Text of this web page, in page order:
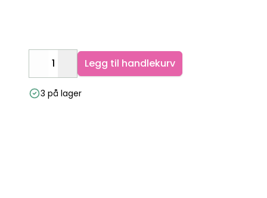
DecreaseIncrease
Legg til handlekurv
3 på lager